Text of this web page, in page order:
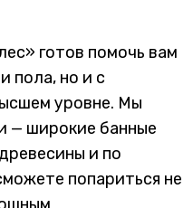
готов помочь вам
пола, но и с
уровне. Мы
— широкие банные
и по
попариться не